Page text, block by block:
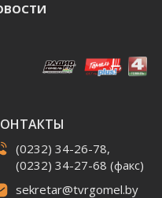
(0232) 34-26-78,
(0232) 34-27-68 (факс)
sekretar@tvrgomel.by